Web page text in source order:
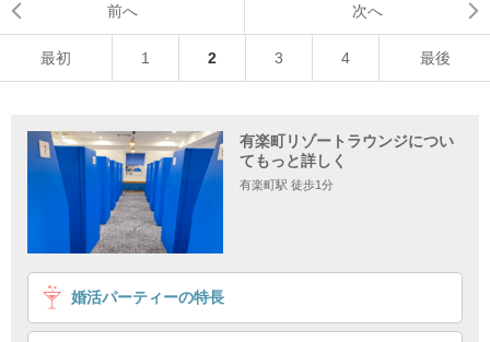
前へ 次へ
最初 1 2 3 4 最後
有楽町リゾートラウンジについ
てもっと詳しく
有楽町駅 徒歩1分
婚活パーティーの特長